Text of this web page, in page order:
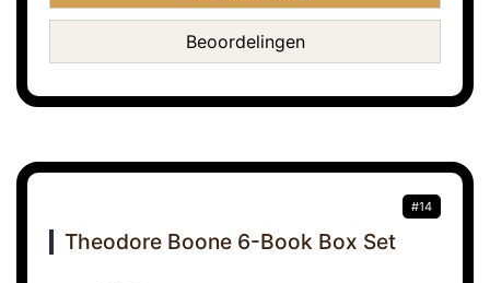
Beoordelingen
#14
Theodore Boone 6-Book Box Set